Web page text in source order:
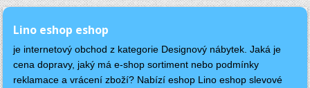
Lino eshop eshop
je internetový obchod z kategorie Designový nábytek. Jaká je
cena dopravy, jaký má e-shop sortiment nebo podmínky
reklamace a vrácení zboží? Nabízí eshop Lino eshop slevové